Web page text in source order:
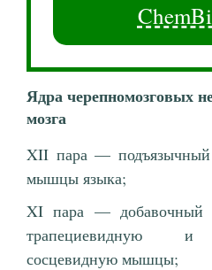
Ядра черепномозговых
мозга
XII пара —
мышцы языка;
XI пара — добавочный
трапециевидную и
сосцевидную мышцы;